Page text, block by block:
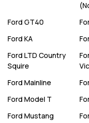
Ford GT40
Ford KA
Ford LTD Country
Squire
Ford Mainline
Ford Model T
Ford Mustang